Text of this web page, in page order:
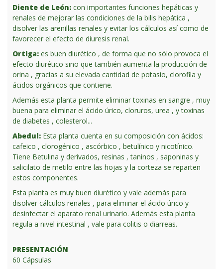
Diente de León: con importantes funciones hepáticas y
renales de mejorar las condiciones de la bilis hepática ,
disolver las arenillas renales y evitar los cálculos así como de
favorecer el efecto de diuresis renal.
Ortiga: es buen diurético , de forma que no sólo provoca el
efecto diurético sino que también aumenta la producción de
orina , gracias a su elevada cantidad de potasio, clorofila y
ácidos orgánicos que contiene.
Además esta planta permite eliminar toxinas en sangre , muy
buena para eliminar el ácido úrico, cloruros, urea , y toxinas
de diabetes , colesterol...
Abedul: Esta planta cuenta en su composición con ácidos:
cafeico , clorogénico , ascórbico , betulínico y nicotínico.
Tiene Betulina y derivados, resinas , taninos , saponinas y
salicilato de metilo entre las hojas y la corteza se reparten
estos componentes.
Esta planta es muy buen diurético y vale además para
disolver cálculos renales , para eliminar el ácido úrico y
desinfectar el aparato renal urinario. Además esta planta
regula a nivel intestinal , vale para colitis o diarreas.
PRESENTACIÓN
60 Cápsulas